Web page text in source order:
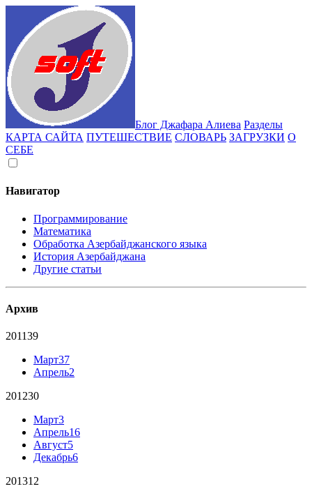
Блог Джафара Алиева Разделы
КАРТА САЙТА ПУТЕШЕСТВИЕ СЛОВАРЬ ЗАГРУЗКИ О
СЕБЕ
Навигатор
Программирование
Математика
Обработка Азербайджанского языка
История Азербайджана
Другие статьи
Архив
201139
Март37
Апрель2
201230
Март3
Апрель16
Август5
Декабрь6
201312